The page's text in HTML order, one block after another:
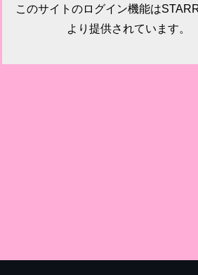
このサイトのログイン機能は
より提供されています。